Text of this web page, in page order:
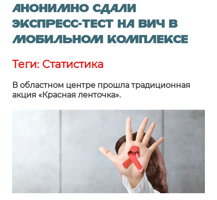
анонимно сдали
экспресс-тест на ВИЧ в
мобильном комплексе
Теги: Статистика
В областном центре прошла традиционная
акция «Красная ленточка».